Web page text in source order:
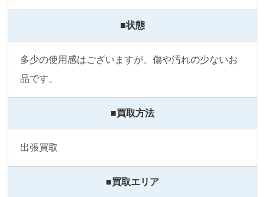
■状態
多少の使用感はございますが、傷や汚れの少ないお
品です。
■買取方法
出張買取
■買取エリア